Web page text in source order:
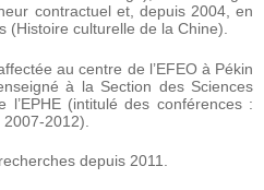
contractuel et, depuis 2004, en
(Histoire culturelle de la Chine).
au centre de l’EFEO à Pékin
à la Section des Sciences
l’EPHE (intitulé des conférences :
2012).
depuis 2011.